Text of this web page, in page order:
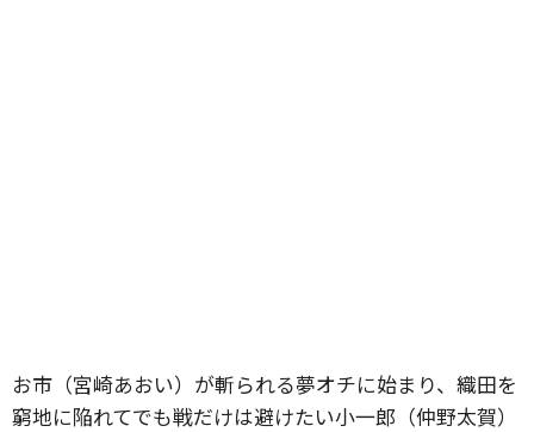
お市（宮崎あおい）が斬られる夢オチに始まり、織田を
窮地に陥れてでも戦だけは避けたい小一郎（仲野太賀）